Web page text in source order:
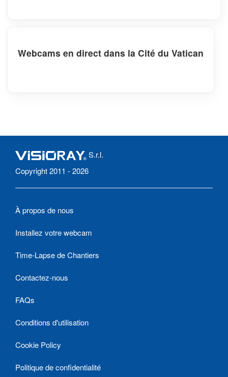
Webcams en direct dans la Cité du Vatican
S.r.l.
Copyright 2011 - 2026
À propos de nous
Installez votre webcam
Time-Lapse de Chantiers
Contactez-nous
FAQs
Conditions d'utilisation
Cookie Policy
Politique de confidentialité